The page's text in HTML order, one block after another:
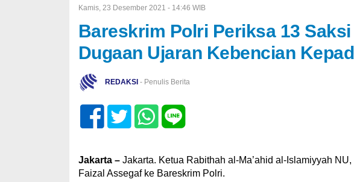
Kamis, 23 Desember 2021 - 14:46 WIB
Bareskrim Polri Periksa 13
Dugaan Ujaran Kebencian
REDAKSI - Penulis Berita
Jakarta –Jakarta. Ketua Rabithah al-Ma’ahid al-Islamiyyah
Faizal Assegaf ke Bareskrim Polri.